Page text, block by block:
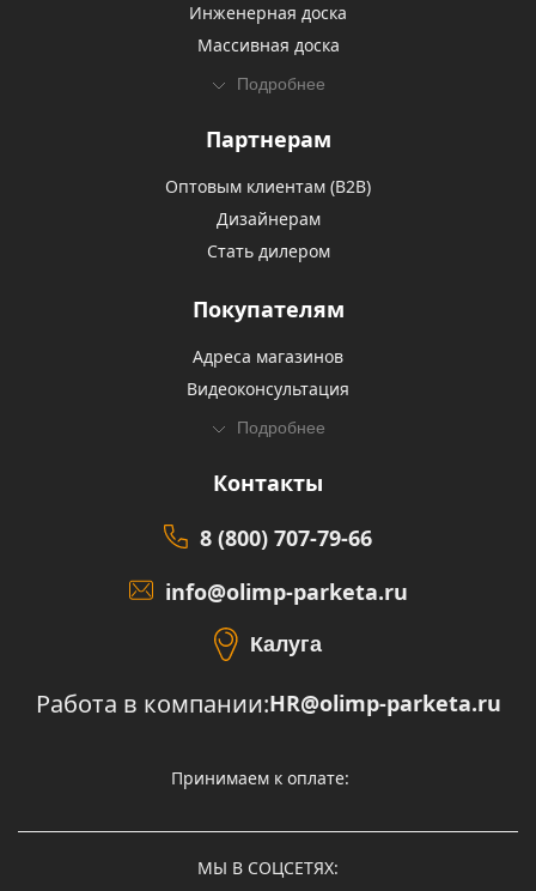
Инженерная доска
Массивная доска
Подробнее
Партнерам
Оптовым клиентам (В2В)
Дизайнерам
Стать дилером
Покупателям
Адреса магазинов
Видеоконсультация
Подробнее
Контакты
8 (800) 707-79-66
info@olimp-parketa.ru
Калуга
Работа в компании:HR@olimp-parketa.ru
Принимаем к оплате:
МЫ В СОЦСЕТЯХ: